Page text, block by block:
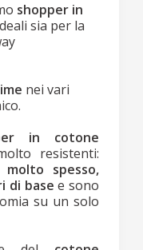
shopper in
sia per la
nei vari
in cotone
resistenti:
spesso,
di base e sono
su un solo